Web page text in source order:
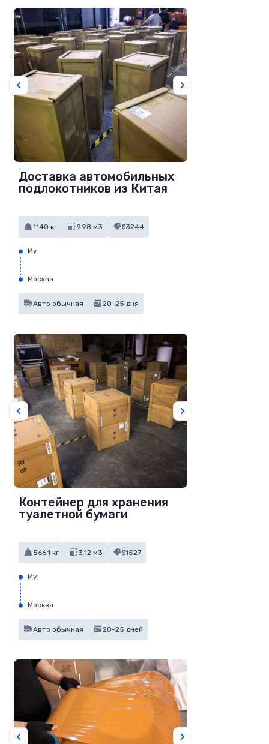
Доставка автомобильных
подлокотников из Китая
1140 кг 9.98 м3 $3244
Иу
Москва
Авто обычная 20-25 дня
Контейнер для хранения
туалетной бумаги
566.1 кг 3.12 м3 $1527
Иу
Москва
Авто обычная 20-25 дней